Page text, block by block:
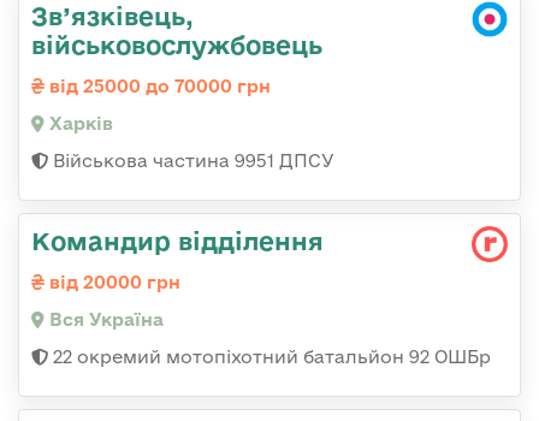
Зв’язківець,
військовослужбовець
від 25000 до 70000 грн
Харків
Військова частина 9951 ДПСУ
Командир відділення
від 20000 грн
Вся Україна
22 окремий мотопіхотний батальйон 92 ОШБр